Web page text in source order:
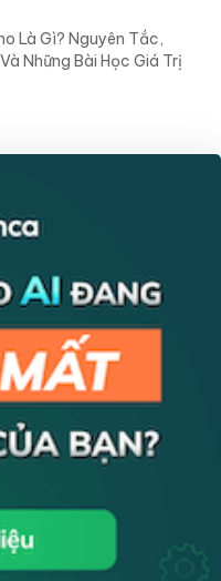
Là Gì? Nguyên Tắc,
Những Bài Học Giá Trị